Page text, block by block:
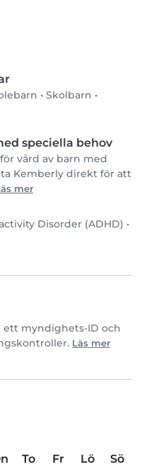
• Skolbarn •
speciella behov
vård av barn med
Kemberly direkt för att
mer
Disorder (ADHD) •
ett myndighets-ID och
Läs mer
To Fr Lö
Sö